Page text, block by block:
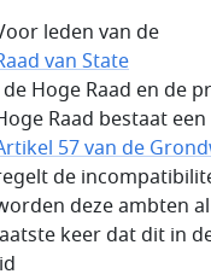
leden van de
van State
de Hoge Raad en de
Raad bestaat
57 van de
de
deze ambten
keer dat dit in